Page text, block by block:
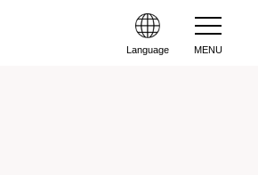
Language MENU